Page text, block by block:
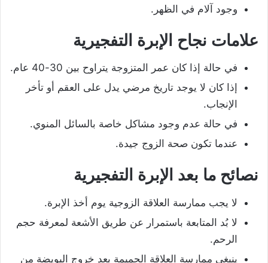
وجود آلام في الظهر.
علامات نجاح الإبرة التفجيرية
في حالة إذا كان عمر المتزوجة يتراوح بين 30-40 عام.
إذا كان لا يوجد تاريخ مرضي يدل على العقم أو تأخر
الإنجاب.
في حالة عدم وجود مشاكل خاصة بالسائل المنوي.
عندما تكون صحة الزوج جيدة.
نصائح ما بعد الإبرة التفجيرية
لا يجب ممارسة العلاقة الزوجية يوم أخذ الإبرة.
لا بُد المتابعة باستمرار عن طريق الأشعة لمعرفة حجم
الرحم.
ينبغي ممارسة العلاقة الحميمة بعد خروج البويضة من